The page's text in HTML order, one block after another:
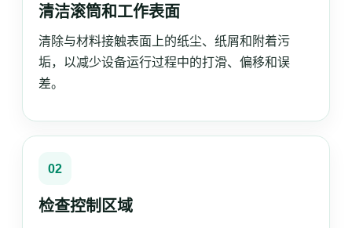
搜索：
清洁滚筒和工作表面
清除与材料接触表面上的纸尘、纸屑和附着污
垢，以减少设备运行过程中的打滑、偏移和误
差。
02
检查控制区域